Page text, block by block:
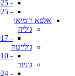
- 2020-2025
- 2025+
אלפא רומיאו
גוליה
- 2017+
גולייטה
- 2010+
גוניור
- 2024+